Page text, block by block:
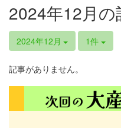
2024年12月の
2024年12月 1件
記事がありません。